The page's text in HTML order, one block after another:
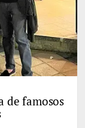
de famosos